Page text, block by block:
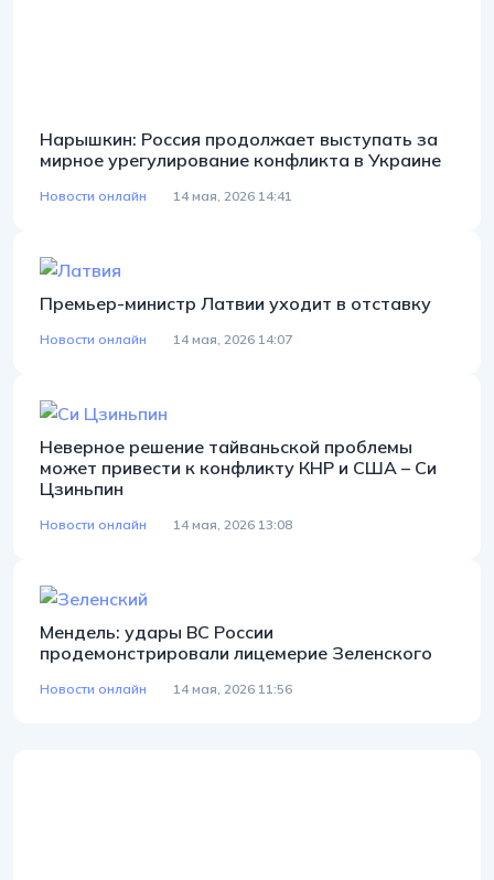
Нарышкин: Россия продолжает выступать за
мирное урегулирование конфликта в Украине
Новости онлайн 14 мая, 2026 14:41
Премьер-министр Латвии уходит в отставку
Новости онлайн 14 мая, 2026 14:07
Неверное решение тайваньской проблемы
может привести к конфликту КНР и США – Си
Цзиньпин
Новости онлайн 14 мая, 2026 13:08
Мендель: удары ВС России
продемонстрировали лицемерие Зеленского
Новости онлайн 14 мая, 2026 11:56